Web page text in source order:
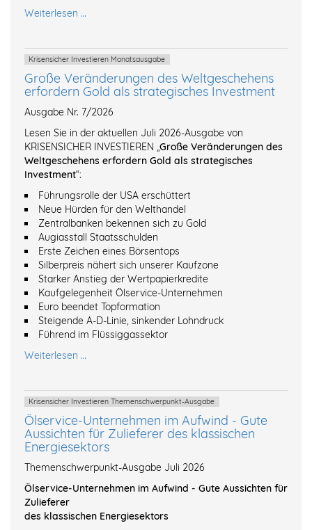
Weiterlesen …
Krisensicher Investieren Monatsausgabe
Große Veränderungen des Weltgeschehens
erfordern Gold als strategisches Investment
Ausgabe Nr. 7/2026
Lesen Sie in der aktuellen Juli 2026-Ausgabe von
KRISENSICHER INVESTIEREN „Große Veränderungen des
Weltgeschehens erfordern Gold als strategisches
Investment“:
Führungsrolle der USA erschüttert
Neue Hürden für den Welthandel
Zentralbanken bekennen sich zu Gold
Augiasstall Staatsschulden
Erste Zeichen eines Börsentops
Silberpreis nähert sich unserer Kaufzone
Starker Anstieg der Wertpapierkredite
Kaufgelegenheit Ölservice-Unternehmen
Euro beendet Topformation
Steigende A-D-Linie, sinkender Lohndruck
Führend im Flüssiggassektor
Weiterlesen …
Krisensicher Investieren Themenschwerpunkt-Ausgabe
Ölservice-Unternehmen im Aufwind - Gute
Aussichten für Zulieferer des klassischen
Energiesektors
Themenschwerpunkt-Ausgabe Juli 2026
Ölservice-Unternehmen im Aufwind - Gute Aussichten für
Zulieferer
des klassischen Energiesektors